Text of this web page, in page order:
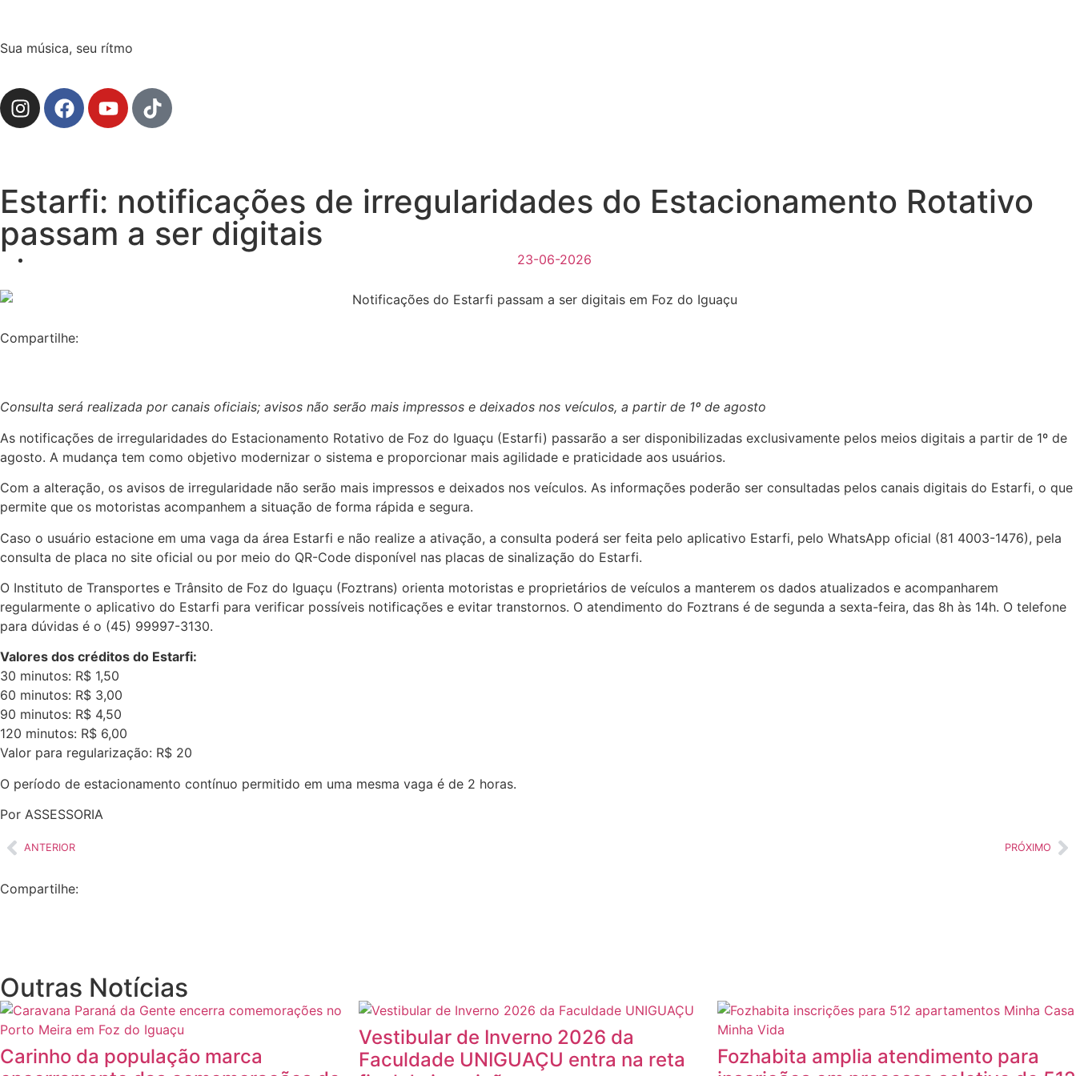
Sua música, seu rítmo
Estarfi: notificações de irregularidades do Estacionamento Rotativo
passam a ser digitais
23-06-2026
Compartilhe:
Consulta será realizada por canais oficiais; avisos não serão mais impressos e deixados nos veículos, a partir de 1º de agosto
As notificações de irregularidades do Estacionamento Rotativo de Foz do Iguaçu (Estarfi) passarão a ser disponibilizadas exclusivamente pelos meios digitais a partir de 1º de
agosto. A mudança tem como objetivo modernizar o sistema e proporcionar mais agilidade e praticidade aos usuários.
Com a alteração, os avisos de irregularidade não serão mais impressos e deixados nos veículos. As informações poderão ser consultadas pelos canais digitais do Estarfi, o que
permite que os motoristas acompanhem a situação de forma rápida e segura.
Caso o usuário estacione em uma vaga da área Estarfi e não realize a ativação, a consulta poderá ser feita pelo aplicativo Estarfi, pelo WhatsApp oficial (81 4003-1476), pela
consulta de placa no site oficial ou por meio do QR-Code disponível nas placas de sinalização do Estarfi.
O Instituto de Transportes e Trânsito de Foz do Iguaçu (Foztrans) orienta motoristas e proprietários de veículos a manterem os dados atualizados e acompanharem
regularmente o aplicativo do Estarfi para verificar possíveis notificações e evitar transtornos. O atendimento do Foztrans é de segunda a sexta-feira, das 8h às 14h. O telefone
para dúvidas é o (45) 99997-3130.
Valores dos créditos do Estarfi:
30 minutos: R$ 1,50
60 minutos: R$ 3,00
90 minutos: R$ 4,50
120 minutos: R$ 6,00
Valor para regularização: R$ 20
O período de estacionamento contínuo permitido em uma mesma vaga é de 2 horas.
Por ASSESSORIA
ANTERIOR PRÓXIMO
Compartilhe:
Outras Notícias
Carinho da população marca
Vestibular de Inverno 2026 da
Faculdade UNIGUAÇU entra na reta
Fozhabita amplia atendimento para